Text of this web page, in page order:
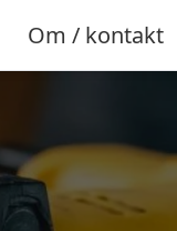
Om / kontakt